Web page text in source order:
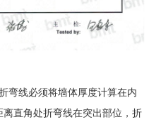
弯线必须将墙体厚度计算在内
离直角处折弯线在突出部位，折